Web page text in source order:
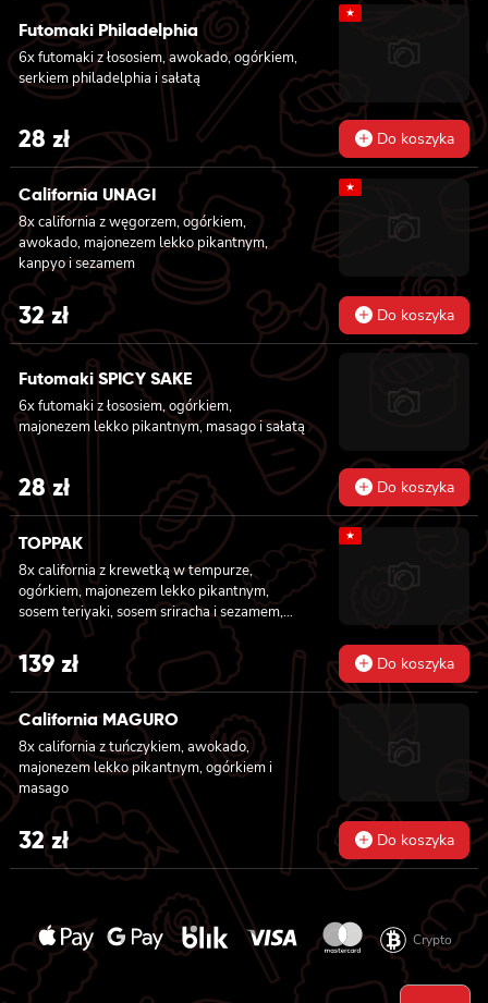
Futomaki Philadelphia
6x futomaki z łososiem, awokado, ogórkiem,
serkiem philadelphia i sałatą
★
28 zł Do koszyka
California UNAGI
8x california z węgorzem, ogórkiem,
awokado, majonezem lekko pikantnym,
kanpyo i sezamem
★
32zł Do koszyka
Futomaki SPICY SAKE
6x futomaki z łososiem, ogórkiem,
majonezem lekko pikantnym, masago i sałatą
28zł Do koszyka
TOPPAK
8x california z krewetką w tempurze,
ogórkiem, majonezem lekko pikantnym,
sosem teriyaki, sosem sriracha i sezamem,
masago owinięta łososiem, tuńczykiem,
węgorzem i krewetką, 8x california z
krewetką w tempurze, majonezem lekko
pikantnym, ogórkiem, sezamem i masago, 6x
futomaki z tuńczykiem, majonezem lekko
pikantnym, awokado, ogórkiem i sałatą, 6x
futomaki z surimi, majonezem lekko
pikantnym, kanpyo i ogórkiem, 6x futomaki z
krewetką w tempurze, ogórkiem, sałatą i
majonezem lekko pikantnym, 8x maki z
surimi
★
139 zł Do koszyka
California MAGURO
8x california z tuńczykiem, awokado,
majonezem lekko pikantnym, ogórkiem i
masago
32zł Do koszyka
Crypto